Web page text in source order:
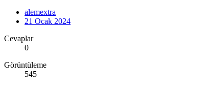
alemextra
21 Ocak 2024
Cevaplar
0
Görüntüleme
545